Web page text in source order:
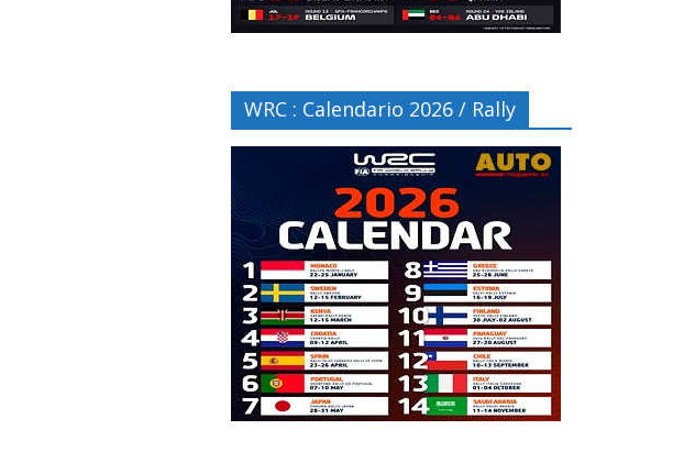
WRC : Calendario 2026 / Rally